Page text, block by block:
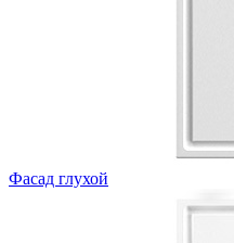
Фасад глухой